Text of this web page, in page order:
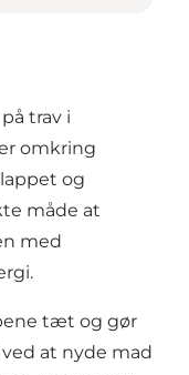
trav i
omkring
og
måde at
med
tæt og gør
at nyde mad